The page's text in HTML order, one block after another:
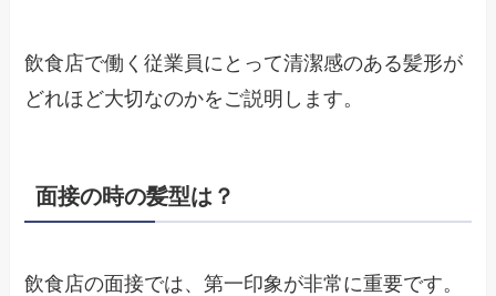
飲食店で働く従業員にとって清潔感のある髪形が
どれほど大切なのかをご説明します。
面接の時の髪型は？
飲食店の面接では、第一印象が非常に重要です。